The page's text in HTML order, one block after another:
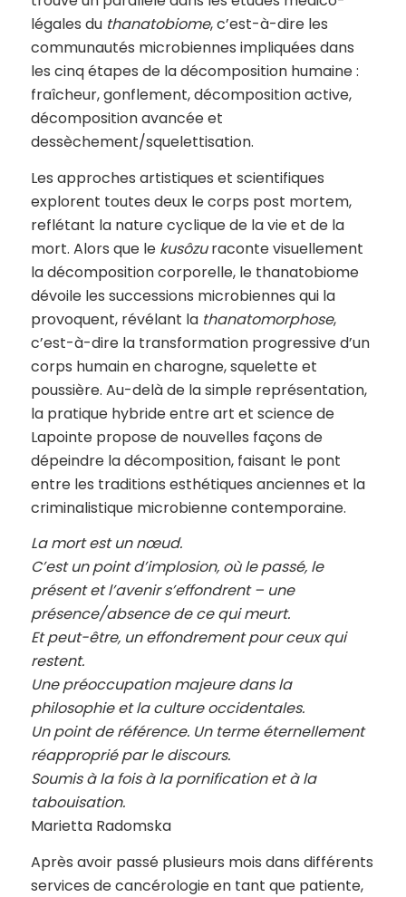
légales du thanatobiome, c’est-à-dire les
communautés microbiennes impliquées dans
les cinq étapes de la décomposition humaine :
fraîcheur, gonflement, décomposition active,
décomposition avancée et
dessèchement/squelettisation.
Les approches artistiques et scientifiques
explorent toutes deux le corps post mortem,
reflétant la nature cyclique de la vie et de la
mort. Alors que le kusôzuraconte visuellement
la décomposition corporelle, le thanatobiome
dévoile les successions microbiennes qui la
provoquent, révélant la thanatomorphose,
c’est-à-dire la transformation progressive d’un
corps humain en charogne, squelette et
poussière. Au-delà de la simple représentation,
la pratique hybride entre art et science de
Lapointe propose de nouvelles façons de
dépeindre la décomposition, faisant le pont
entre les traditions esthétiques anciennes et la
criminalistique microbienne contemporaine.
La mort est un nœud.
C’est un point d’implosion, où le passé, le
présent et l’avenir s’effondrent – une
présence/absence de ce qui meurt.
Et peut-être, un effondrement pour ceux qui
restent.
Une préoccupation majeure dans la
philosophie et la culture occidentales.
Un point de référence. Un terme éternellement
réapproprié par le discours.
Soumis à la fois à la pornification et à la
tabouisation.
Marietta Radomska
Après avoir passé plusieurs mois dans différents
services de cancérologie en tant que patiente,